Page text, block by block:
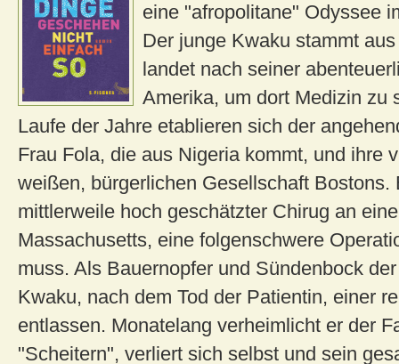
eine "afropolitane" Odyssee
Der junge Kwaku stammt
landet nach seiner
Amerika, um dort Medizin zu
Laufe der Jahre etablieren sich der
Frau Fola, die aus Nigeria kommt, und ihre
weißen, bürgerlichen Gesellschaft Bostons.
mittlerweile hoch geschätzter Chirug an
Massachusetts, eine folgenschwere
muss. Als Bauernopfer und Sündenbock
Kwaku, nach dem Tod der Patientin, einer
entlassen. Monatelang verheimlicht er der
"Scheitern", verliert sich selbst und sein